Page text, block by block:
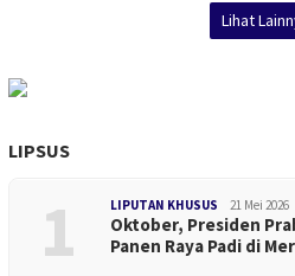
Lihat
LIPSUS
1 LIPUTAN KHUSUS 21 Mei 2026
Oktober, Presiden
Panen Raya Padi di